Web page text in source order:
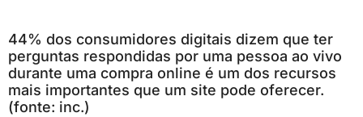
44% dos consumidores digitais dizem que ter
perguntas respondidas por uma pessoa ao vivo
durante uma compra online é um dos recursos
mais importantes que um site pode oferecer.
(fonte: inc.)